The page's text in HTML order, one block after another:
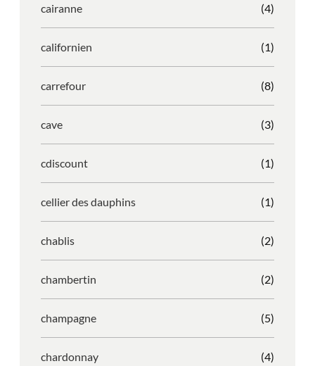
cairanne (4)
californien (1)
carrefour (8)
cave (3)
cdiscount (1)
cellier des dauphins (1)
chablis (2)
chambertin (2)
champagne (5)
chardonnay (4)